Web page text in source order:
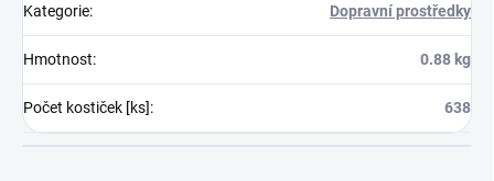
Kategorie: Dopravní prostředky
Hmotnost: 0.88 kg
Počet kostiček [ks]: 638